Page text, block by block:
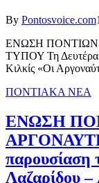
By Pontosvoice.com
ΕΝΩΣΗ ΠΟΝΤΙΩΝ
ΤΥΠΟΥ Τη Δευτέρα
Κιλκίς «Οι
ΠΟΝΤΙΑΚΑ ΝΕΑ
ΕΝΩΣΗ
παρουσίαση
Λαζαρίδου –